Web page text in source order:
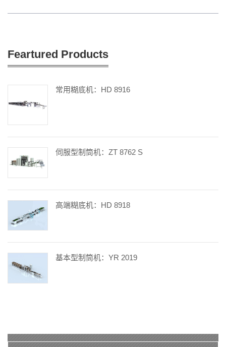
Feartured Products
常用糊底机：HD 8916
伺服型制筒机：ZT 8762 S
高端糊底机：HD 8918
基本型制筒机：YR 2019